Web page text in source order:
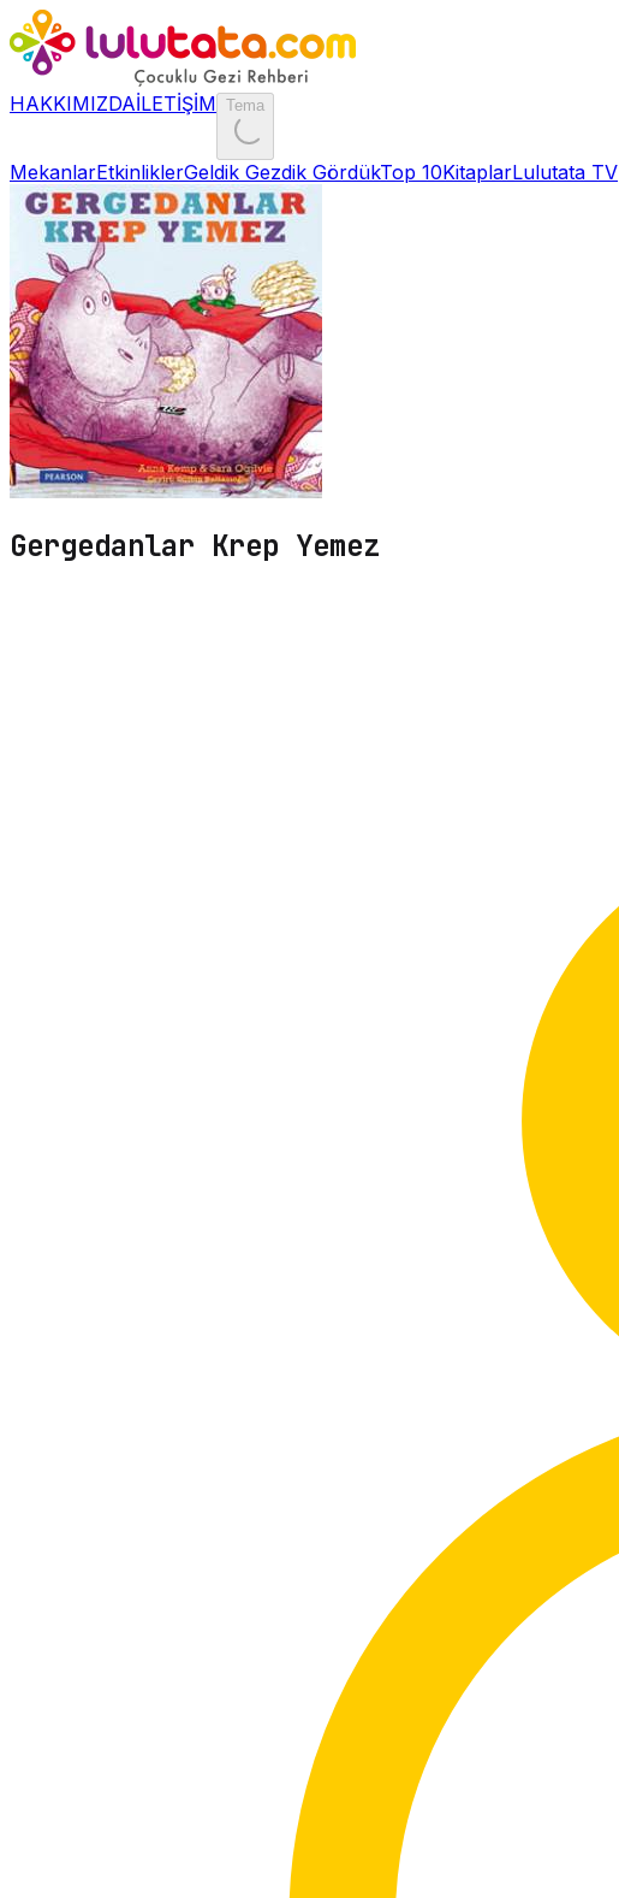
HAKKIMIZDAİLETİŞİM Tema
MekanlarEtkinliklerGeldik Gezdik GördükTop 10KitaplarLulutata TV
Gergedanlar Krep Yemez